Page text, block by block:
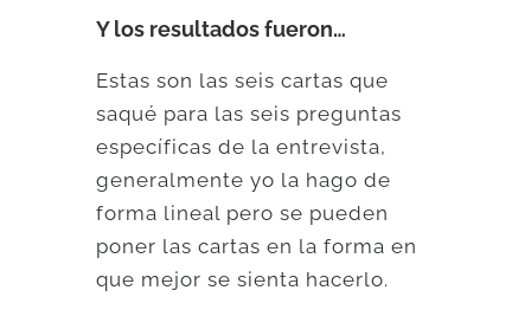
Y los resultados fueron…
Estas son las seis cartas que
saqué para las seis preguntas
específicas de la entrevista,
generalmente yo la hago de
forma lineal pero se pueden
poner las cartas en la forma en
que mejor se sienta hacerlo.